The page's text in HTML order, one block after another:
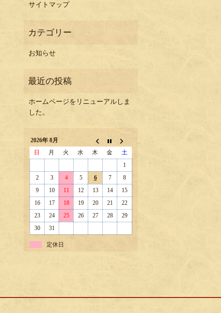
サイトマップ
お知らせ
ホームページをリニューアルしま
した。
2026年 8月
日
月 火 水 木 金
土
1
2
3 4 5 6 7
8
9
10 11 12 13 14
15
16
17 18 19 20 21
22
23
24 25 26 27 28
29
30
31
定休日